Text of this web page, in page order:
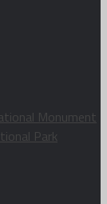
Monument
Park